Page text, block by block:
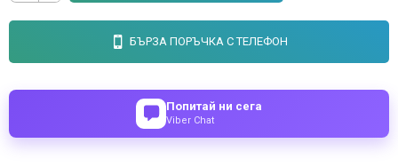
БЪРЗА ПОРЪЧКА С ТЕЛЕФОН
Попитай ни сега
Viber Chat